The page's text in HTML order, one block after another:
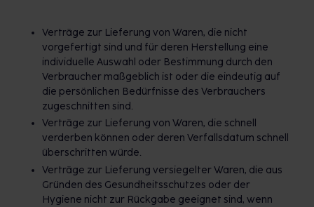
Verträge zur Lieferung von Waren, die nicht
vorgefertigt sind und für deren Herstellung eine
individuelle Auswahl oder Bestimmung durch den
Verbraucher maßgeblich ist oder die eindeutig auf
die persönlichen Bedürfnisse des Verbrauchers
zugeschnitten sind.
Verträge zur Lieferung von Waren, die schnell
verderben können oder deren Verfallsdatum schnell
überschritten würde.
Verträge zur Lieferung versiegelter Waren, die aus
Gründen des Gesundheitsschutzes oder der
Hygiene nicht zur Rückgabe geeignet sind, wenn